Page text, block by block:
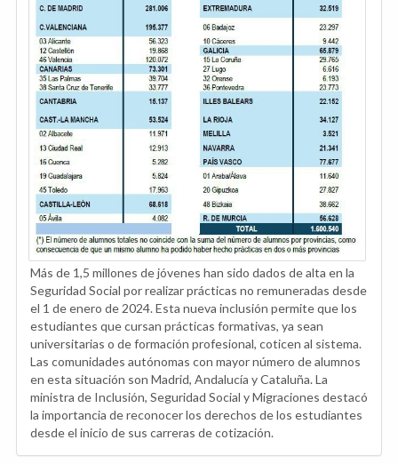
Más de 1,5 millones de jóvenes han sido dados de alta en la
Seguridad Social por realizar prácticas no remuneradas desde
el 1 de enero de 2024. Esta nueva inclusión permite que los
estudiantes que cursan prácticas formativas, ya sean
universitarias o de formación profesional, coticen al sistema.
Las comunidades autónomas con mayor número de alumnos
en esta situación son Madrid, Andalucía y Cataluña. La
ministra de Inclusión, Seguridad Social y Migraciones destacó
la importancia de reconocer los derechos de los estudiantes
desde el inicio de sus carreras de cotización.